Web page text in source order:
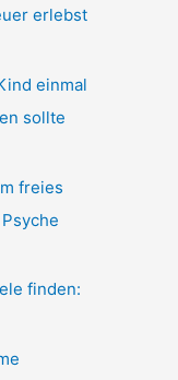
erlebst
einmal
sollte
freies
finden: